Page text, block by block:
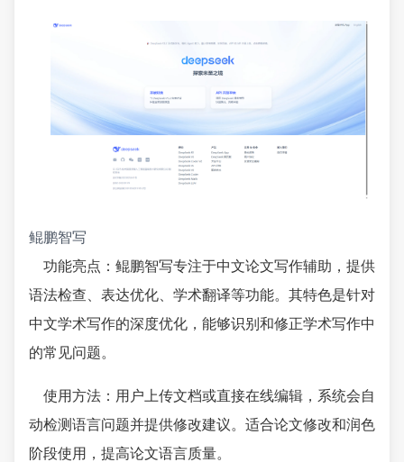
鲲鹏智写
功能亮点：鲲鹏智写专注于中文论文写作辅助，提供
语法检查、表达优化、学术翻译等功能。其特色是针对
中文学术写作的深度优化，能够识别和修正学术写作中
的常见问题。
使用方法：用户上传文档或直接在线编辑，系统会自
动检测语言问题并提供修改建议。适合论文修改和润色
阶段使用，提高论文语言质量。